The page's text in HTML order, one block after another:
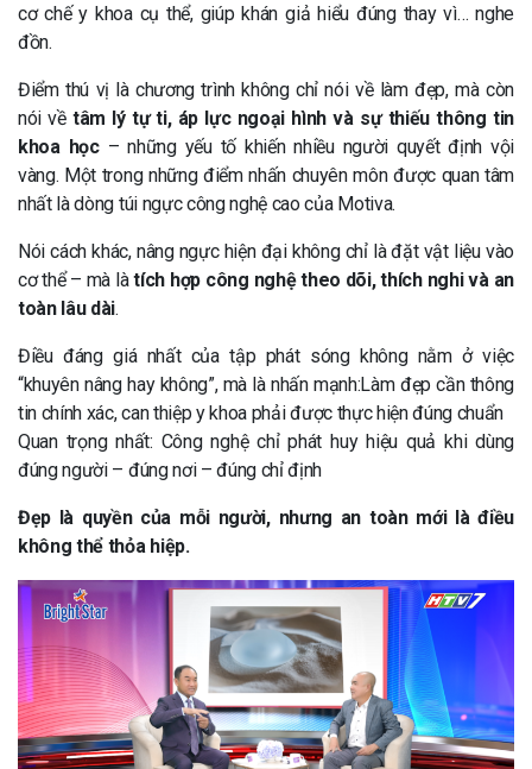
cơ chế y khoa cụ thể, giúp khán giả hiểu đúng thay vì… nghe
đồn.
Điểm thú vị là chương trình không chỉ nói về làm đẹp, mà còn
nói về tâm lý tự ti, áp lực ngoại hình và sự thiếu thông tin
khoa học– những yếu tố khiến nhiều người quyết định vội
vàng. Một trong những điểm nhấn chuyên môn được quan tâm
nhất là dòng túi ngực công nghệ cao của Motiva.
Nói cách khác, nâng ngực hiện đại không chỉ là đặt vật liệu vào
cơ thể – mà làtích hợp công nghệ theo dõi, thích nghi và an
toàn lâu dài.
Điều đáng giá nhất của tập phát sóng không nằm ở việc
“khuyên nâng hay không”, mà là nhấn mạnh:Làm đẹp cần thông
tin chính xác, can thiệp y khoa phải được thực hiện đúng chuẩn
Quan trọng nhất: Công nghệ chỉ phát huy hiệu quả khi dùng
đúng người – đúng nơi – đúng chỉ định
Đẹp là quyền của mỗi người, nhưng an toàn mới là điều
không thể thỏa hiệp.